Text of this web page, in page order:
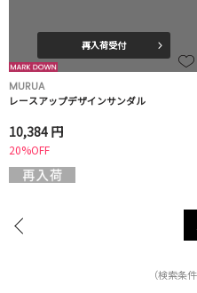
再入荷受付
MURUA
レースアップデザインサンダル
10,384 円
20%OFF
（検索条